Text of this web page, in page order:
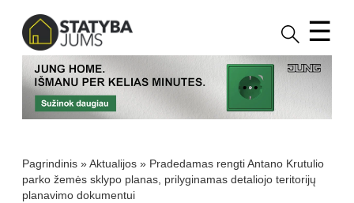
☰
Pagrindinis »Aktualijos » Pradedamas rengti Antano Krutulio
parko žemės sklypo planas, prilyginamas detaliojo teritorijų
planavimo dokumentui